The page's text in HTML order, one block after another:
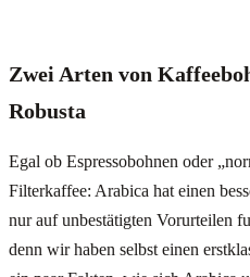
Zwei Arten von
Robusta
Egal ob Espressobohnen oder
Filterkaffee: Arabica hat einen
nur auf unbestätigten Vorurteilen
denn wir haben selbst einen